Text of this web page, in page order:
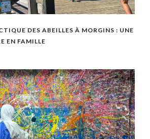
DES ABEILLES À MORGINS : UNE
EN FAMILLE